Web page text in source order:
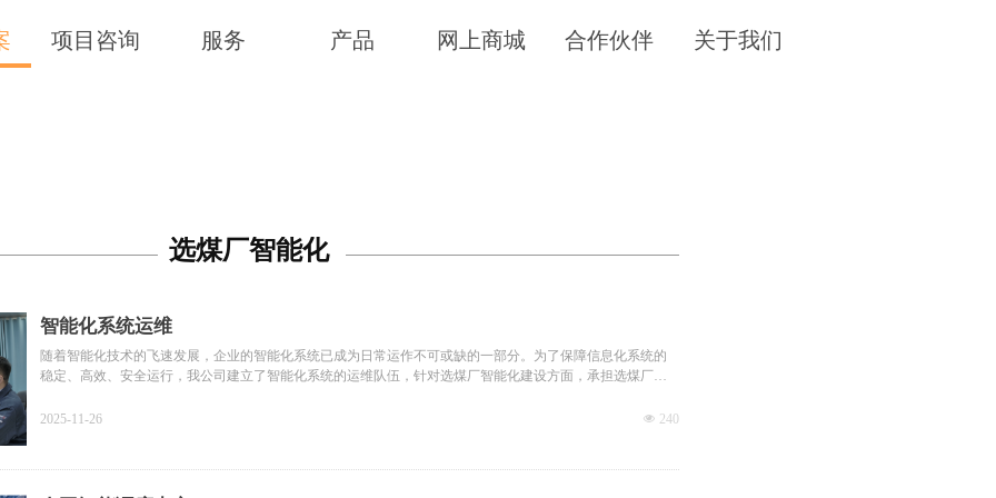
项目咨询 服务 产品 网上商城 合作伙伴 关于我们
智能化系统运维
随着智能化技术的飞速发展，企业的智能化系统已成为日常运作不可或缺的一部分。为了保障信息化系统的
稳定、高效、安全运行，我公司建立了智能化系统的运维队伍，针对选煤厂智能化建设方面，承担选煤厂现
及时、完善的服务。
넶 240
2025-11-26
选煤厂智能化